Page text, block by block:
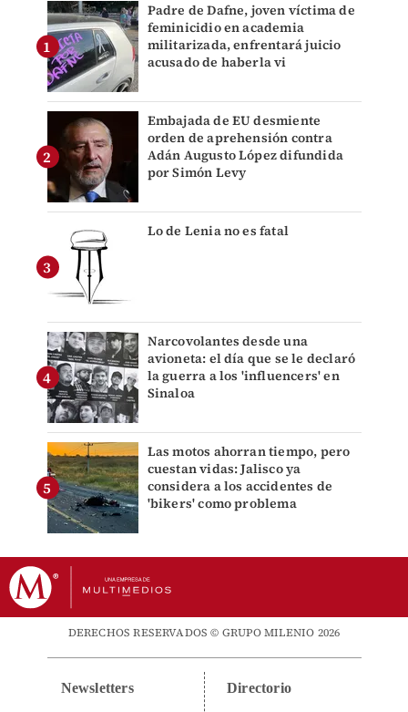
Padre de Dafne, joven víctima de
feminicidio en academia
militarizada, enfrentará juicio
acusado de haberla vi
Embajada de EU desmiente
orden de aprehensión contra
Adán Augusto López difundida
por Simón Levy
Lo de Lenia no es fatal
Narcovolantes desde una
avioneta: el día que se le declaró
la guerra a los 'influencers' en
Sinaloa
Las motos ahorran tiempo, pero
cuestan vidas: Jalisco ya
considera a los accidentes de
'bikers' como problema
DERECHOS RESERVADOS © GRUPO MILENIO 2026
Newsletters Directorio